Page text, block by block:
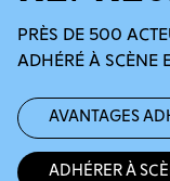
PRÈS DE 500
ADHÉRÉ À SCÈNE
Avantages
Adhérer à